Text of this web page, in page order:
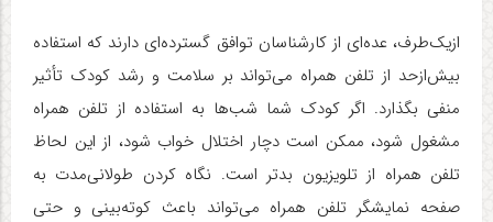
ازیک‌طرف، عده‌ای از کارشناسان توافق گسترده‌ای دارند که استفاده
بیش‌ازحد از تلفن همراه می‌تواند بر سلامت و رشد کودک تأثیر
منفی بگذارد. اگر کودک شما شب‌ها به استفاده از تلفن همراه
مشغول شود، ممکن است دچار اختلال خواب شود، از این لحاظ
تلفن‌ همراه از تلویزیون بدتر است. نگاه کردن طولانی‌مدت به
صفحه نمایشگر تلفن همراه می‌تواند باعث کوته‌بینی و حتی